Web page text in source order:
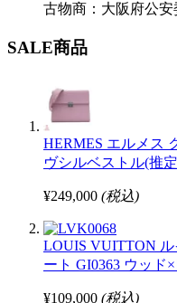
古物商：大阪府公安
SALE商品
HERMES エルメス
ヴシルベストル(推
¥249,000 (税込)
LOUIS VUITTON
ート GI0363 ウッド
¥109,000 (税込)